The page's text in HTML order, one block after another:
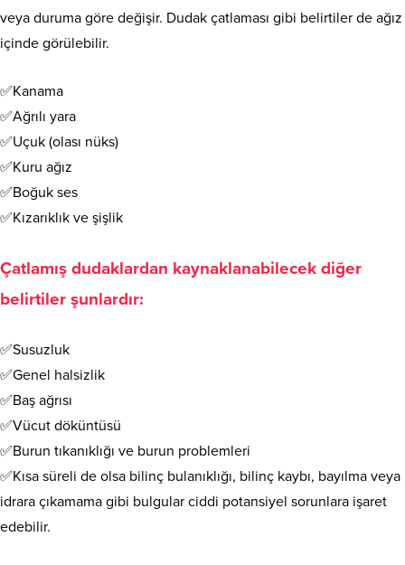
veya duruma göre değişir. Dudak çatlaması gibi belirtiler de ağız
içinde görülebilir.
✅Kanama
✅Ağrılı yara
✅Uçuk (olası nüks)
✅Kuru ağız
✅Boğuk ses
✅Kızarıklık ve şişlik
Çatlamış dudaklardan kaynaklanabilecek diğer
belirtiler şunlardır:
✅Susuzluk
✅Genel halsizlik
✅Baş ağrısı
✅Vücut döküntüsü
✅Burun tıkanıklığı ve burun problemleri
✅Kısa süreli de olsa bilinç bulanıklığı, bilinç kaybı, bayılma veya
idrara çıkamama gibi bulgular ciddi potansiyel sorunlara işaret
edebilir.